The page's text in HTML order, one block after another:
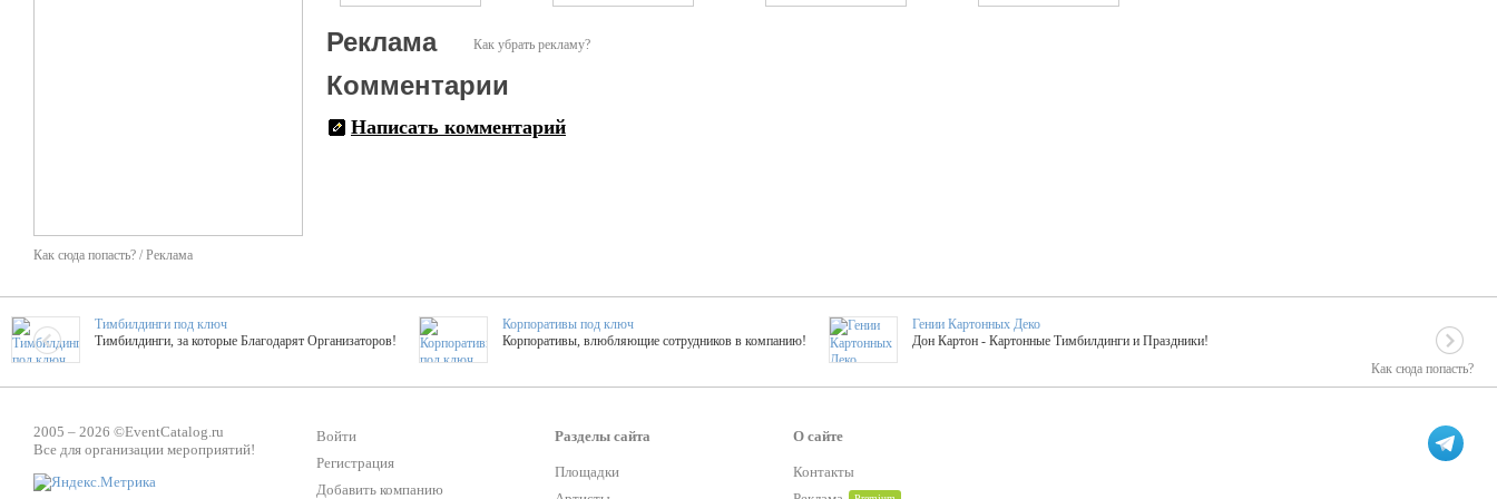
Как сюда попасть? / Реклама
Как убрать рекламу?
Реклама
Комментарии
Написать комментарий
Как сюда попасть?
Тимбилдинги под ключ
Тимбилдинги, за которые Благодарят Организаторов!
Корпоративы под ключ
Корпоративы, влюбляющие сотрудников в компанию!
Гении Картонных Деко
Дон Картон - Картонные Тимбилдинги и Праздники!
ТОПовые мастер-классы на мероприятие! Гибкие цены!
ShowTex - Декор и Ди Мастер-классы Букинг компания №1
2005 – 2026 ©EventCatalog.ru
Все для организации мероприятий!
Войти
Регистрация
Добавить компанию
Разделы сайта
Площадки
О сайте
Контакты